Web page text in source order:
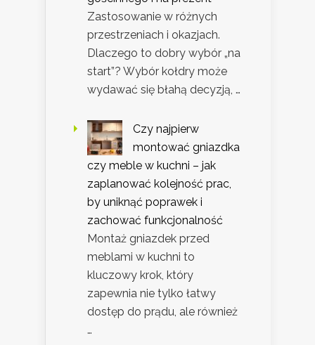
Zastosowanie w różnych
przestrzeniach i okazjach.
Dlaczego to dobry wybór „na
start”? Wybór kołdry może
wydawać się błahą decyzją, …
Czy najpierw
montować gniazdka
czy meble w kuchni – jak
zaplanować kolejność prac,
by uniknąć poprawek i
zachować funkcjonalność
Montaż gniazdek przed
meblami w kuchni to
kluczowy krok, który
zapewnia nie tylko łatwy
dostęp do prądu, ale również
…